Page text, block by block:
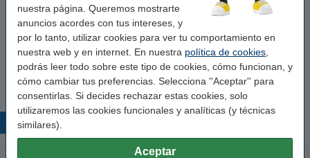
nuestra página. Queremos mostrarte
anuncios acordes con tus intereses, y
por lo tanto, utilizar cookies para ver tu comportamiento en
nuestra web y en internet. En nuestra política de cookies
podrás leer todo sobre este tipo de cookies, cómo funcionan, y
cómo cambiar tus preferencias. Selecciona ''Aceptar'' para
consentirlas. Si decides rechazar estas cookies, solo
utilizaremos las cookies funcionales y analíticas (y técnicas
similares).
Aceptar
¡Tonalidad ajustable!
Blanco extra cálido o blanco cálido
Características
✓ Regulable ✓ Función de temporizador ✓ 9 tipos de luz